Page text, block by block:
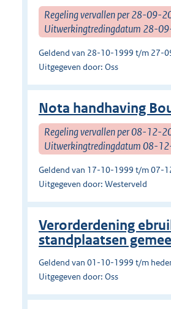
Regeling vervallen per 28-09-
Uitwerkingtredingdatum 28-
Geldend van 28-10-1999 t/m 27-
Uitgegeven door: Oss
Nota handhaving
Regeling vervallen per 08-12-
Uitwerkingtredingdatum 08-
Geldend van 17-10-1999 t/m 07-
Uitgegeven door: Westerveld
Verorderdening
standplaatsen
Geldend van 01-10-1999 t/m
Uitgegeven door: Oss